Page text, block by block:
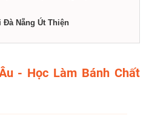
Đà Nẵng Út Thiện
- Học Làm Bánh Chất